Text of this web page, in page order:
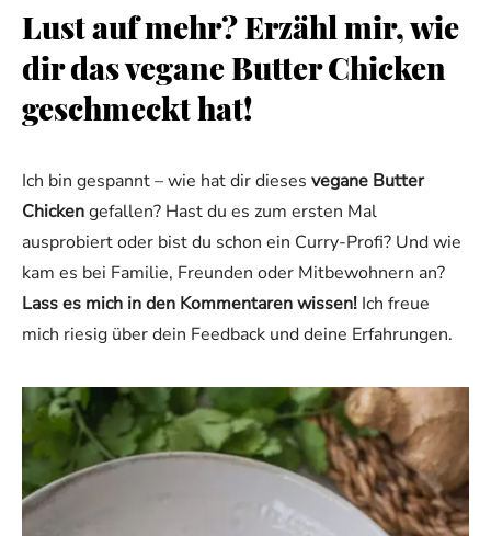
Lust auf mehr? Erzähl mir, wie
dir das vegane Butter Chicken
geschmeckt hat!
Ich bin gespannt – wie hat dir dieses vegane Butter
Chickengefallen? Hast du es zum ersten Mal
ausprobiert oder bist du schon ein Curry-Profi? Und wie
kam es bei Familie, Freunden oder Mitbewohnern an?
Lass es mich in den Kommentaren wissen! Ich freue
mich riesig über dein Feedback und deine Erfahrungen.